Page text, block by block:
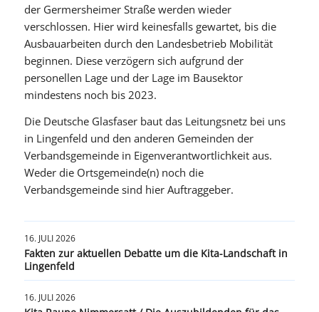
der Germersheimer Straße werden wieder
verschlossen. Hier wird keinesfalls gewartet, bis die
Ausbauarbeiten durch den Landesbetrieb Mobilität
beginnen. Diese verzögern sich aufgrund der
personellen Lage und der Lage im Bausektor
mindestens noch bis 2023.
Die Deutsche Glasfaser baut das Leitungsnetz bei uns
in Lingenfeld und den anderen Gemeinden der
Verbandsgemeinde in Eigenverantwortlichkeit aus.
Weder die Ortsgemeinde(n) noch die
Verbandsgemeinde sind hier Auftraggeber.
16. JULI 2026
Fakten zur aktuellen Debatte um die Kita-Landschaft in
Lingenfeld
16. JULI 2026